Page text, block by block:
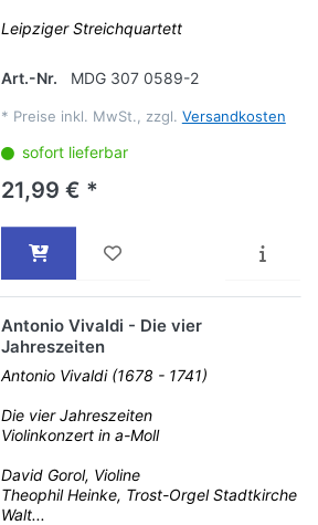
Leipziger Streichquartett
Art.-Nr. MDG 307 0589-2
* Preise inkl. MwSt., zzgl. Versandkosten
sofort lieferbar
21,99 € *
Antonio Vivaldi - Die vier
Jahreszeiten
Antonio Vivaldi (1678 - 1741)
Die vier Jahreszeiten
Violinkonzert in a-Moll
David Gorol, Violine
Theophil Heinke, Trost-Orgel Stadtkirche
Walt...